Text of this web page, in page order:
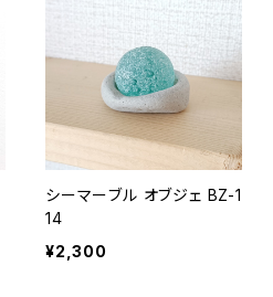
シーマーブル オブジェ BZ-1
14
¥2,300